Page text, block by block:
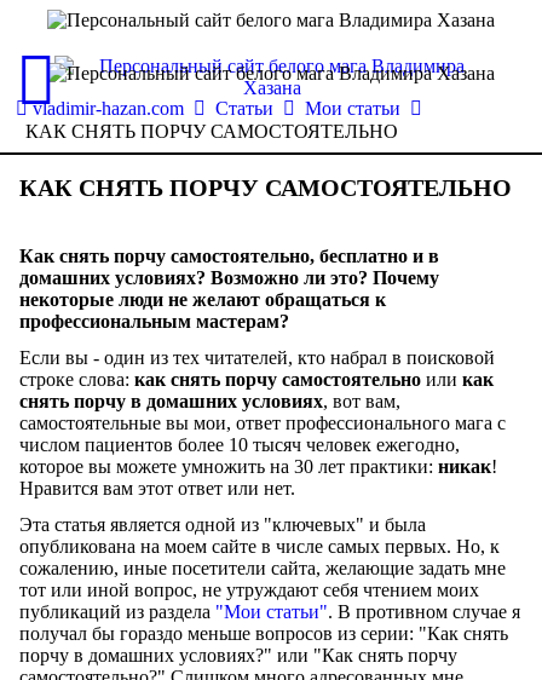
vladimir-hazan.com Статьи
Мои статьи
КАК СНЯТЬ ПОРЧУ САМОСТОЯТЕЛЬНО
КАК СНЯТЬ ПОРЧУ САМОСТОЯТЕЛЬНО
Как снять порчу самостоятельно, бесплатно и в
домашних условиях? Возможно ли это? Почему
некоторые люди не желают обращаться к
профессиональным мастерам?
Если вы - один из тех читателей, кто набрал в поисковой
строке слова: как снять порчу самостоятельно или как
снять порчу в домашних условиях, вот вам,
самостоятельные вы мои, ответ профессионального мага с
числом пациентов более 10 тысяч человек ежегодно,
которое вы можете умножить на 30 лет практики: никак!
Нравится вам этот ответ или нет.
Эта статья является одной из "ключевых" и была
опубликована на моем сайте в числе самых первых. Но, к
сожалению, иные посетители сайта, желающие задать мне
тот или иной вопрос, не утруждают себя чтением моих
публикаций из раздела "Мои статьи". В противном случае я
получал бы гораздо меньше вопросов из серии: "Как снять
порчу в домашних условиях?" или "Как снять порчу